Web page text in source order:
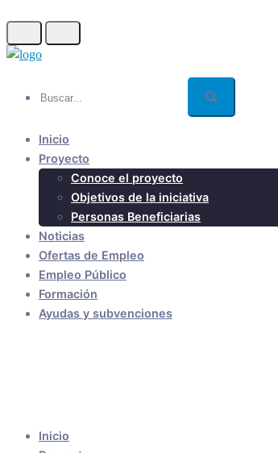
main
Inicio
Proyecto
Conoce el proyecto
Objetivos de la iniciativa
Personas Beneficiarias
Noticias
Ofertas de Empleo
Empleo Público
Formación
Ayudas y subvenciones
Inicio